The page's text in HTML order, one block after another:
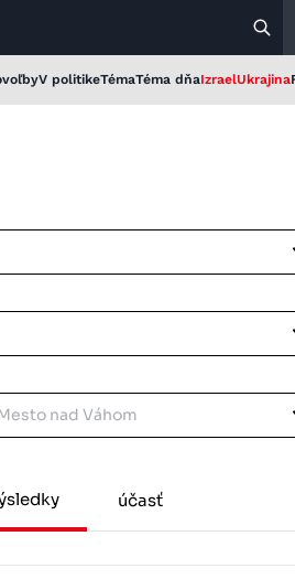
V politikeTémaTéma dňaIzraelUkrajina
nad Váhom
účasť